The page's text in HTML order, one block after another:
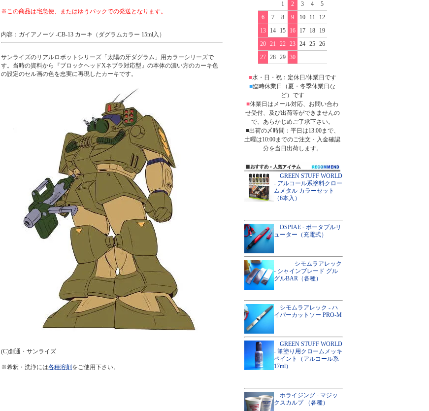
※この商品は宅急便、またはゆうパックでの発送となります。
内容：ガイアノーツ -CB-13 カーキ（ダグラムカラー 15ml入）
サンライズのリアルロボットシリーズ「太陽の牙ダグラム」用カラーシリーズで
す。当時の資料から『ブロックヘッドXネブラ対応型』の本体の濃い方のカーキ色
の設定のセル画の色を忠実に再現したカーキです。
(C)創通・サンライズ
※希釈・洗浄には各種溶剤をご使用下さい。
1
2 3 4
5
6
7 8 9 10 11
12
13
14 15 16 17 18
19
20
21 22 23 24 25
26
27
28 29 30
■水・日・祝：定休日/休業日です
■臨時休業日（夏・冬季休業日な
ど）です
■休業日はメール対応、お問い合わ
せ受付、及び出荷等ができませんの
で、あらかじめご了承下さい。
■出荷の〆時間：平日は13:00まで、
土曜は10:00までのご注文・入金確認
分を当日出荷します。
GREEN STUFF WORLD
- アルコール系塗料クロー
ムメタル カラーセット
（6本入）
DSPIAE - ポータブルリ
ューター（充電式）
シモムラアレック
- シャインブレード グル
グルBAR（各種）
シモムラアレック - ハ
イパーカットソー PRO-M
GREEN STUFF WORLD
- 筆塗り用クロームメッキ
ペイント（アルコール系
17ml）
ホライジング - マジッ
クスカルプ （各種）